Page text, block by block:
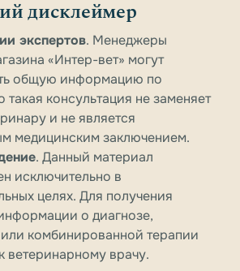
дисклеймер
экспертов. Менеджеры
«Интер-вет» могут
общую информацию по
такая консультация не заменяет
и не является
медицинским заключением.
. Данный материал
исключительно в
целях. Для получения
о диагнозе,
комбинированной терапии
ветеринарному врачу.